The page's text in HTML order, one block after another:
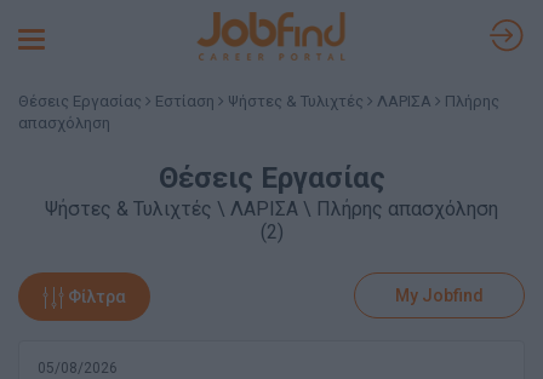
Toggle
Θέσεις Εργασίας Εστίαση Ψήστες & Τυλιχτές ΛΑΡΙΣΑ
Πλήρης
απασχόληση
Θέσεις Εργασίας
Ψήστες & Τυλιχτές \ ΛΑΡΙΣΑ \ Πλήρης απασχόληση
(2)
Φίλτρα My Jobfind
05/08/2026